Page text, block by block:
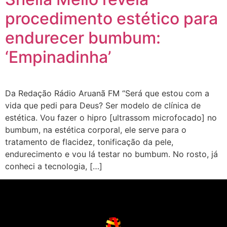
procedimento estético para
endurecer bumbum:
‘Empinadinha’
Da Redação Rádio Aruanã FM “Será que estou com a
vida que pedi para Deus? Ser modelo de clínica de
estética. Vou fazer o hipro [ultrassom microfocado] no
bumbum, na estética corporal, ele serve para o
tratamento de flacidez, tonificação da pele,
endurecimento e vou lá testar no bumbum. No rosto, já
conheci a tecnologia, […]